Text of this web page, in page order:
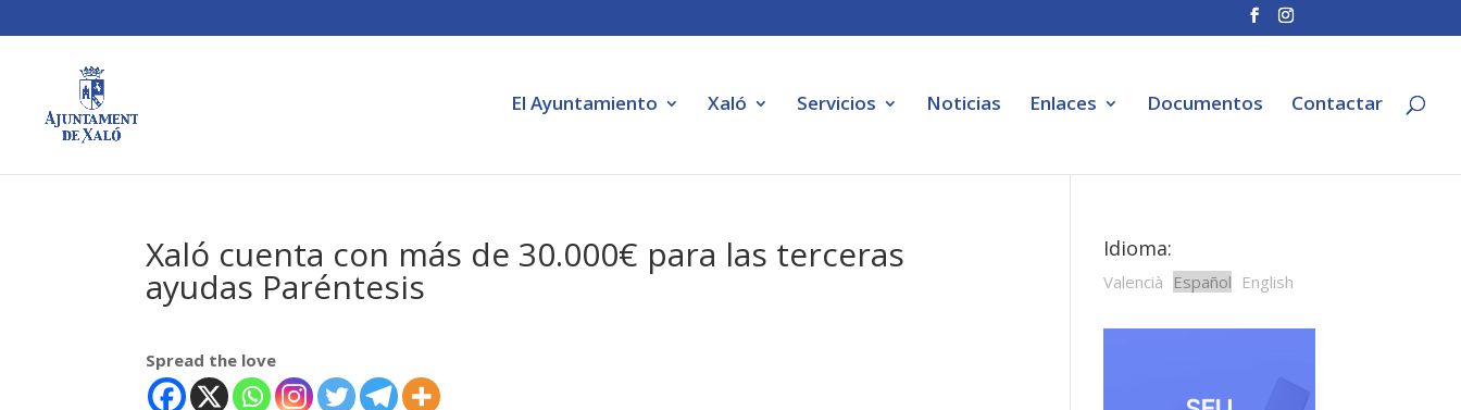
El Ayuntamiento Xaló Servicios Noticias Enlaces Documentos Contactar
Xaló cuenta con más de 30.000€ para las terceras
ayudas Paréntesis
Spread the love
Idioma:
Valencià Español English